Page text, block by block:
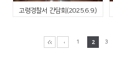
고령경찰서 간담회(2025.6.9.)
1 2 3